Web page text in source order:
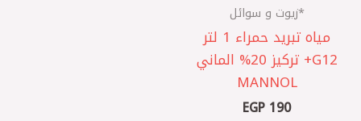
*زيوت و سوائل
مياه تبريد حمراء 1 لتر
G12+ تركيز 20% الماني
MANNOL
EGP 190